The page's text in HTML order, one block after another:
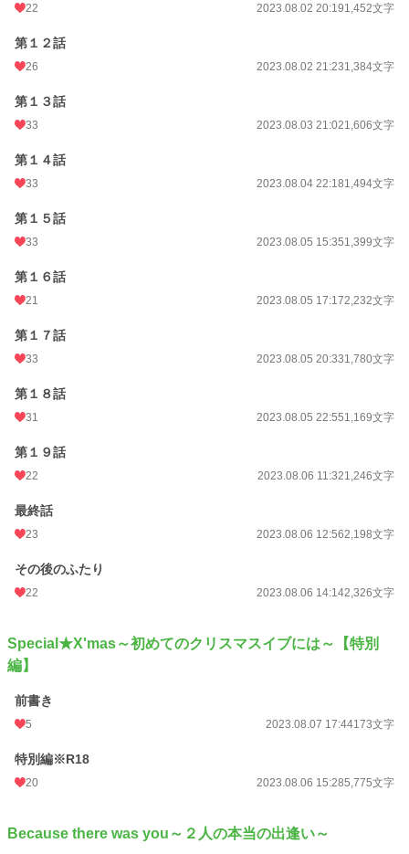
22 2023.08.02 20:191,452文字
第１２話
26 2023.08.02 21:231,384文字
第１３話
33 2023.08.03 21:021,606文字
第１４話
33 2023.08.04 22:181,494文字
第１５話
33 2023.08.05 15:351,399文字
第１６話
21 2023.08.05 17:172,232文字
第１７話
33 2023.08.05 20:331,780文字
第１８話
31 2023.08.05 22:551,169文字
第１９話
22 2023.08.06 11:321,246文字
最終話
23 2023.08.06 12:562,198文字
その後のふたり
22 2023.08.06 14:142,326文字
Special★X'mas～初めてのクリスマスイブには～【特別
編】
前書き
5 2023.08.07 17:44173文字
特別編※R18
20 2023.08.06 15:285,775文字
Because there was you～２人の本当の出逢い～